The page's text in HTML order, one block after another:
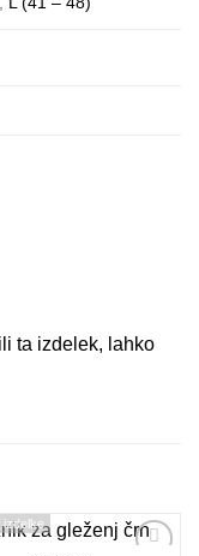
ta izdelek, lahko
izdelke